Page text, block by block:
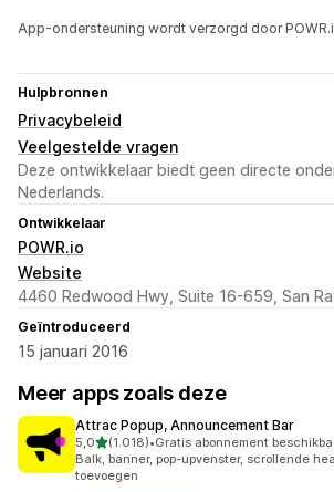
App-ondersteuning wordt verzorgd door
Hulpbronnen
Privacybeleid
Veelgestelde vragen
Deze ontwikkelaar biedt geen directe
Nederlands.
Ontwikkelaar
POWR.io
Website
4460 Redwood Hwy, Suite 16-659, San
Geïntroduceerd
15 januari 2016
Meer apps zoals deze
Attrac Popup, Announcement Bar
5,0van 5 sterren
(1.018)
1018 recensies in totaal
•Gratis abonnement
Balk, banner, pop-upvenster, scrollende
toevoegen